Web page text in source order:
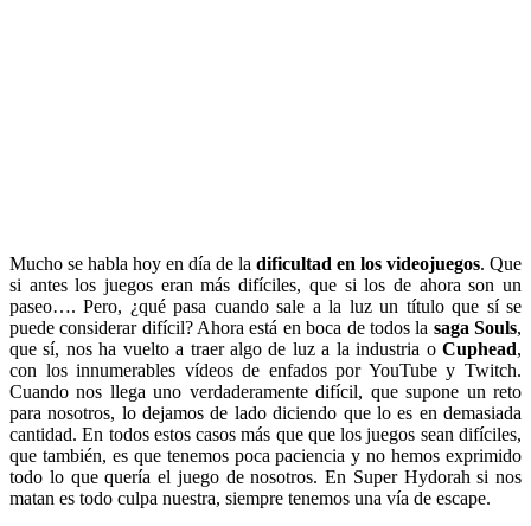
Mucho se habla hoy en día de la dificultad en los videojuegos. Que
si antes los juegos eran más difíciles, que si los de ahora son un
paseo…. Pero, ¿qué pasa cuando sale a la luz un título que sí se
puede considerar difícil? Ahora está en boca de todos la saga Souls,
que sí, nos ha vuelto a traer algo de luz a la industria o Cuphead,
con los innumerables vídeos de enfados por YouTube y Twitch.
Cuando nos llega uno verdaderamente difícil, que supone un reto
para nosotros, lo dejamos de lado diciendo que lo es en demasiada
cantidad. En todos estos casos más que que los juegos sean difíciles,
que también, es que tenemos poca paciencia y no hemos exprimido
todo lo que quería el juego de nosotros. En Super Hydorah si nos
matan es todo culpa nuestra, siempre tenemos una vía de escape.